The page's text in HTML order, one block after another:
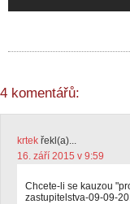
4 komentářů:
krtek řekl(a)...
16. září 2015 v 9:59
Chcete-li se kauzou
zastupitelstva-09-09-